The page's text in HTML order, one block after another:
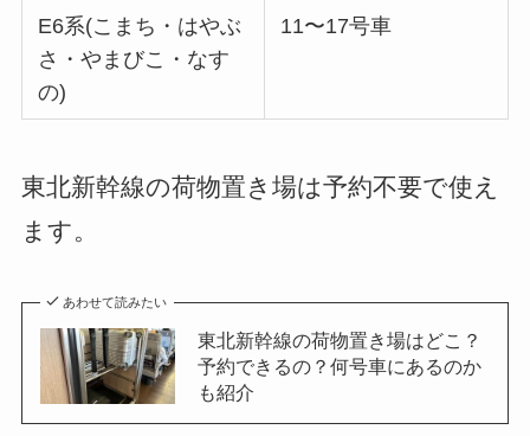
E6系(こまち・はやぶ
さ・やまびこ・なす
の)
11〜17号車
東北新幹線の荷物置き場は予約不要で使え
ます。
あわせて読みたい
東北新幹線の荷物置き場はどこ？
予約できるの？何号車にあるのか
も紹介